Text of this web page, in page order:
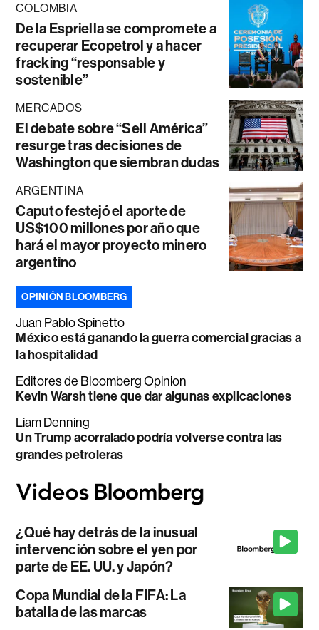
COLOMBIA
De la Espriella se compromete a
recuperar Ecopetrol y a hacer
fracking “responsable y
sostenible”
MERCADOS
El debate sobre “Sell América”
resurge tras decisiones de
Washington que siembran dudas
ARGENTINA
Caputo festejó el aporte de
US$100 millones por año que
hará el mayor proyecto minero
argentino
OPINIÓN BLOOMBERG
Juan Pablo Spinetto
México está ganando la guerra comercial gracias a
la hospitalidad
Editores de Bloomberg Opinion
Kevin Warsh tiene que dar algunas explicaciones
Liam Denning
Un Trump acorralado podría volverse contra las
grandes petroleras
¿Qué hay detrás de la inusual
intervención sobre el yen por
parte de EE. UU. y Japón?
Copa Mundial de la FIFA: La
batalla de las marcas